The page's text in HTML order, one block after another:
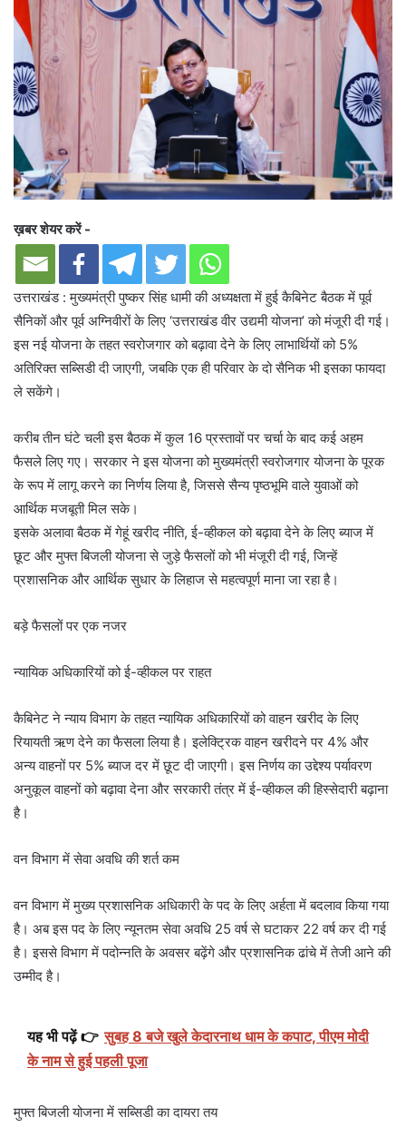
ख़बर शेयर करें -
उत्तराखंड : मुख्यमंत्री पुष्कर सिंह धामी की अध्यक्षता में हुई कैबिनेट बैठक में पूर्व
सैनिकों और पूर्व अग्निवीरों के लिए ‘उत्तराखंड वीर उद्यमी योजना’ को मंजूरी दी गई।
इस नई योजना के तहत स्वरोजगार को बढ़ावा देने के लिए लाभार्थियों को 5%
अतिरिक्त सब्सिडी दी जाएगी, जबकि एक ही परिवार के दो सैनिक भी इसका फायदा
ले सकेंगे।
करीब तीन घंटे चली इस बैठक में कुल 16 प्रस्तावों पर चर्चा के बाद कई अहम
फैसले लिए गए। सरकार ने इस योजना को मुख्यमंत्री स्वरोजगार योजना के पूरक
के रूप में लागू करने का निर्णय लिया है, जिससे सैन्य पृष्ठभूमि वाले युवाओं को
आर्थिक मजबूती मिल सके।
इसके अलावा बैठक में गेहूं खरीद नीति, ई-व्हीकल को बढ़ावा देने के लिए ब्याज में
छूट और मुफ्त बिजली योजना से जुड़े फैसलों को भी मंजूरी दी गई, जिन्हें
प्रशासनिक और आर्थिक सुधार के लिहाज से महत्वपूर्ण माना जा रहा है।
बड़े फैसलों पर एक नजर
न्यायिक अधिकारियों को ई-व्हीकल पर राहत
कैबिनेट ने न्याय विभाग के तहत न्यायिक अधिकारियों को वाहन खरीद के लिए
रियायती ऋण देने का फैसला लिया है। इलेक्ट्रिक वाहन खरीदने पर 4% और
अन्य वाहनों पर 5% ब्याज दर में छूट दी जाएगी। इस निर्णय का उद्देश्य पर्यावरण
अनुकूल वाहनों को बढ़ावा देना और सरकारी तंत्र में ई-व्हीकल की हिस्सेदारी बढ़ाना
है।
वन विभाग में सेवा अवधि की शर्त कम
वन विभाग में मुख्य प्रशासनिक अधिकारी के पद के लिए अर्हता में बदलाव किया गया
है। अब इस पद के लिए न्यूनतम सेवा अवधि 25 वर्ष से घटाकर 22 वर्ष कर दी गई
है। इससे विभाग में पदोन्नति के अवसर बढ़ेंगे और प्रशासनिक ढांचे में तेजी आने की
उम्मीद है।
यह भी पढ़ें 👉 सुबह 8 बजे खुले केदारनाथ धाम के कपाट, पीएम मोदी
के नाम से हुई पहली पूजा
मुफ्त बिजली योजना में सब्सिडी का दायरा तय